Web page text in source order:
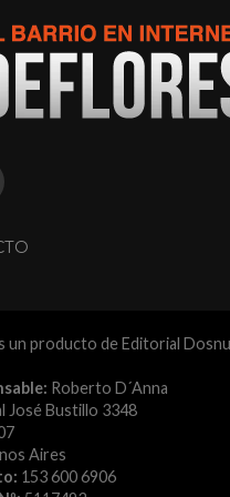
producto de Editorial
Roberto D´Anna
José Bustillo 3348
Aires
153 600 6906